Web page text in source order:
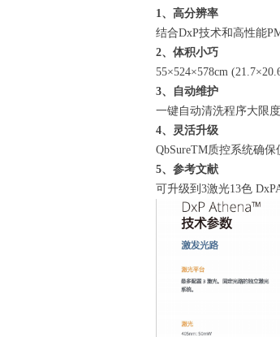
1、高分辨率
结合DxP技术和高性能
2、体积小巧
55×524×578cm
3、自动维护
一键自动清洗程序大限
4、灵活升级
QbSureTM质控系统确保
5、参考文献
可升级到3激光13色